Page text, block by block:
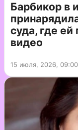
Барбикор в
суда, где
видео
15 июля, 2026, 09:00